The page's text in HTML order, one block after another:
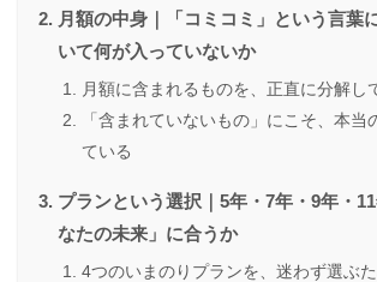
月額の中身｜「コミコミ」という言葉
いて何が入っていないか
月額に含まれるものを、正直に分解し
「含まれていないもの」にこそ、本当
ている
プランという選択｜5年・7年・9年・
なたの未来」に合うか
4つのいまのりプランを、迷わず選ぶ